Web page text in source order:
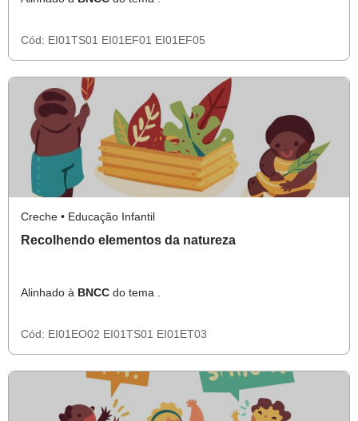
Cód: EI01TS01 EI01EF01 EI01EF05
Creche • Educação Infantil
Recolhendo elementos da natureza
Alinhado à BNCC do tema .
Cód: EI01EO02 EI01TS01 EI01ET03